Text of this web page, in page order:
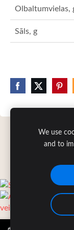
Olbaltumvielas,
Sāls, g
We use
and to